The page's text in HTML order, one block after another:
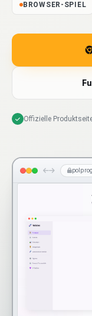
BROWSER-SPIEL
Offizielle